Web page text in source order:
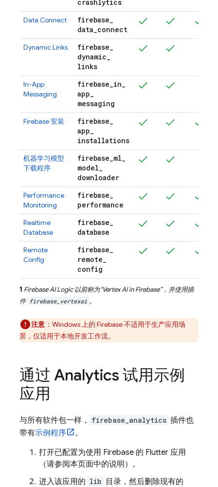
crashlytics
Data Connect firebase_
data_connect
Dynamic Links firebase_
dynamic_
links
In-App
Messaging
firebase_in_
app_
messaging
Firebase安装 firebase_
app_
installations
机器学习模型
下载程序
firebase_ml_
model_
downloader
Performance
Monitoring
firebase_
performance
Realtime
Database
firebase_
database
Remote
Config
firebase_
remote_
config
1 Firebase AI Logic以前称为“Vertex AI in Firebase”，并使用插
件 firebase_vertexai 。
注意 ：Windows 上的 Firebase 不适用于生产应用场
景，仅适用于本地开发工作流。
通过 Analytics 试用示例
应用
与所有软件包一样， firebase_analytics 插件也
带有示例程序
。
打开已配置为使用 Firebase 的 Flutter 应用
（请参阅本页面中的说明）。
进入该应用的 lib 目录，然后删除现有的